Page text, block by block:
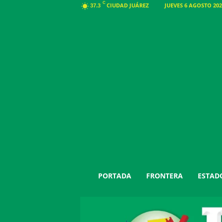
37.3 C CIUDAD JUÁREZ JUEVES 6 AGOSTO
PORTADA FRONTERA